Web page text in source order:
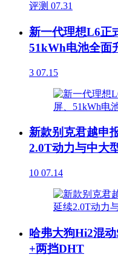
评测 07.31
新一代理想L6正
51kWh电池全面
3 07.15
新款别克君越申
2.0T动力与中大
10 07.14
哈弗大狗Hi2混
+两挡DHT